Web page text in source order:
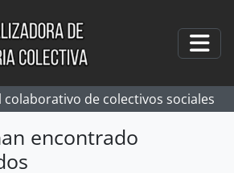
de colectivos sociales
encontrado